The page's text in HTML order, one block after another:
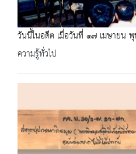
วันนี้ในอดีต เมื่อวันที่ ๑๗ เมษายน
ความรู้ทั่วไป